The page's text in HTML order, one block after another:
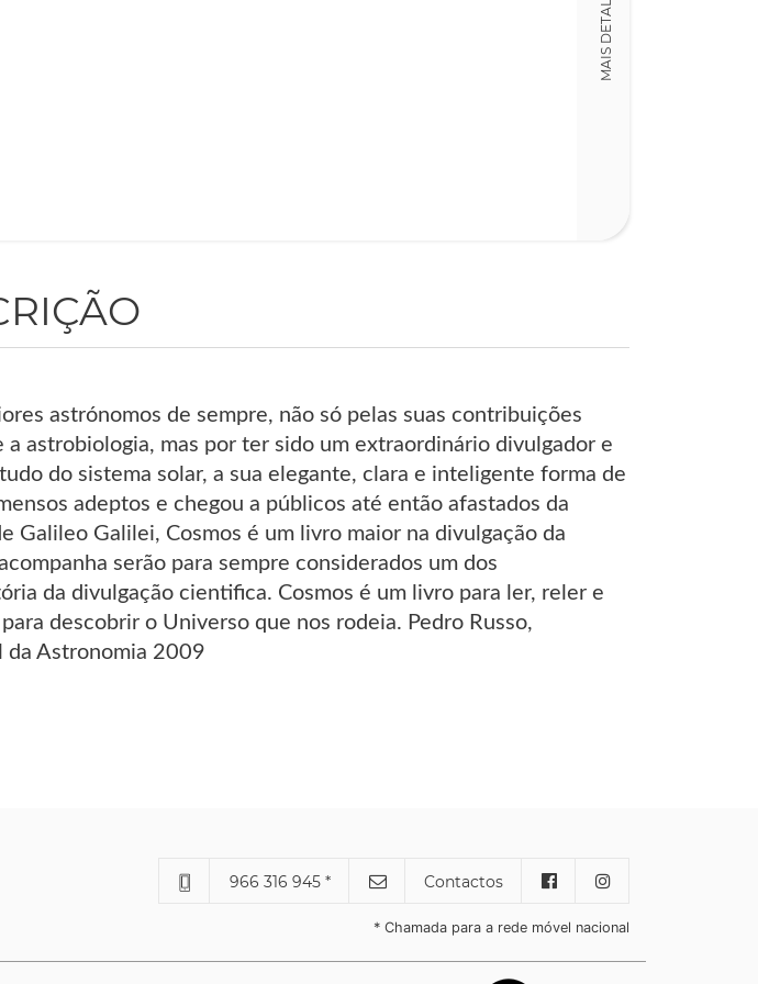
MAIS DETALHES
astrónomos de sempre, não só pelas suas contribuições
astrobiologia, mas por ter sido um extraordinário divulgador e
do sistema solar, a sua elegante, clara e inteligente forma de
adeptos e chegou a públicos até então afastados da
Galileo Galilei, Cosmos é um livro maior na divulgação da
serão para sempre considerados um dos
da divulgação cientifica. Cosmos é um livro para ler, reler e
descobrir o Universo que nos rodeia. Pedro Russo,
da Astronomia 2009
966 316 945 * Contactos
* Chamada para a rede móvel nacional